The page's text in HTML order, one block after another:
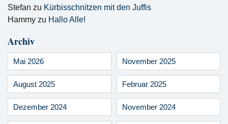
Stefan zu Kürbisschnitzen mit den Juffis
Hammy zu Hallo Alle!
Archiv
Mai 2026 November 2025
August 2025 Februar 2025
Dezember 2024 November 2024